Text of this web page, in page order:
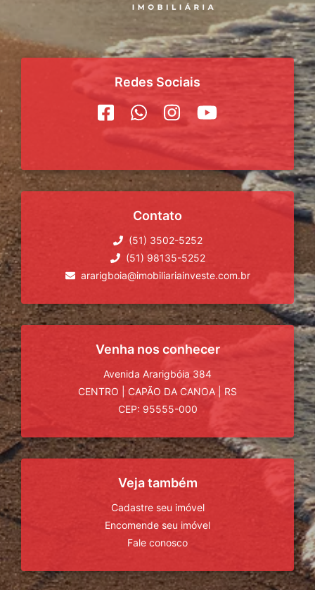
Redes Sociais
Contato
(51) 3502-5252
(51) 98135-5252
ararigboia@imobiliariainveste.com.br
Venha nos conhecer
Avenida Ararigbóia 384
CENTRO
CAPÃO DA CANOA
RS
CEP: 95555-000
Veja também
Cadastre seu imóvel
Encomende seu imóvel
Fale conosco